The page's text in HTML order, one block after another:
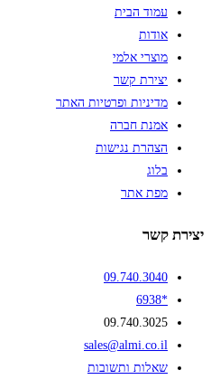
עמוד הבית
אודות
מוצרי אלמי
יצירת קשר
מדיניות ופרטיות האתר
אמנת חברה
הצהרת נגישות
בלוג
מפת אתר
יצירת קשר
09.740.3040
*6938
09.740.3025
sales@almi.co.il
שאלות ותשובות